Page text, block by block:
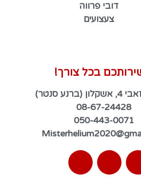
דובי פרווה
צעצועים
בכל צורך!
סנטר)
08-67-24428
050-443-0071